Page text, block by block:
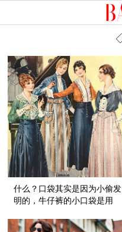
什么？口袋其实是因为小偷发
明的，牛仔裤的小口袋是用